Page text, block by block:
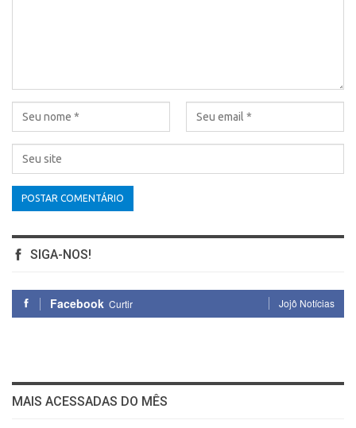
SIGA-NOS!
Facebook Curtir Jojô Notícias
MAIS ACESSADAS DO MÊS